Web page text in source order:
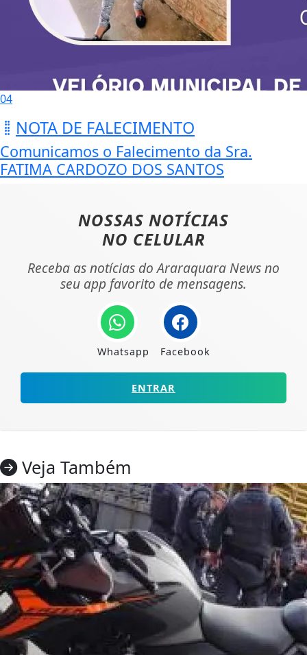
04
NOTA DE FALECIMENTO
Comunicamos o Falecimento da Sra.
FATIMA CARDOZO DOS SANTOS
NOSSAS NOTÍCIAS
NO CELULAR
Receba as notícias do Araraquara News no
seu app favorito de mensagens.
Whatsapp Facebook
ENTRAR
Veja Também